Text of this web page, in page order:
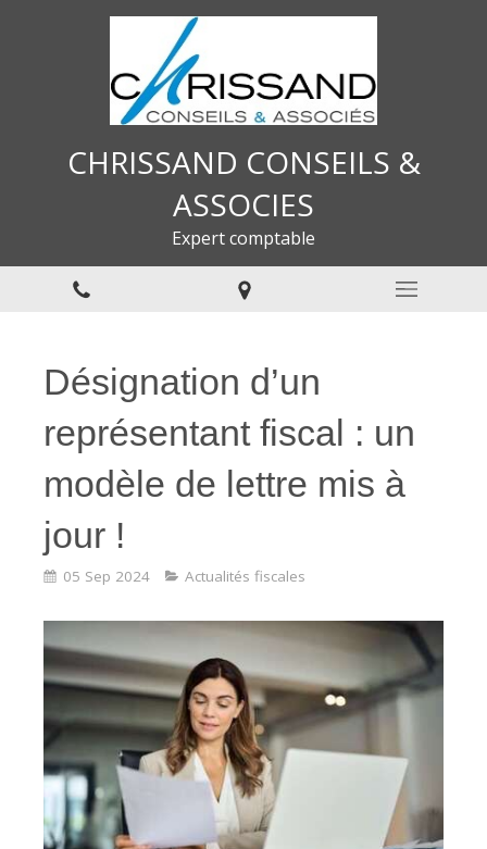
CHRISSAND CONSEILS &
ASSOCIES
Expert comptable
Désignation d’un
représentant fiscal : un
modèle de lettre mis à
jour !
05 Sep 2024 Actualités fiscales